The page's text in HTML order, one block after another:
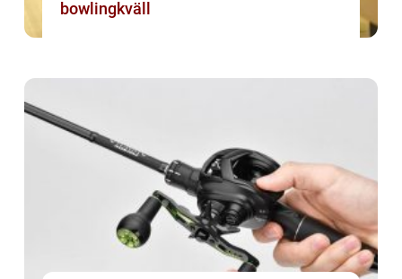
bowlingkväll